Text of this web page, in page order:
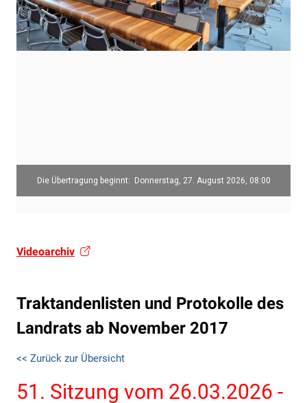
Videoarchiv
Traktandenlisten und Protokolle des
Landrats ab November 2017